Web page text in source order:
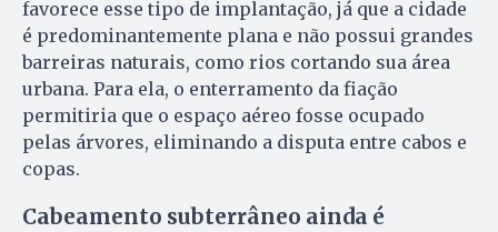
favorece esse tipo de implantação, já que a cidade
é predominantemente plana e não possui grandes
barreiras naturais, como rios cortando sua área
urbana. Para ela, o enterramento da fiação
permitiria que o espaço aéreo fosse ocupado
pelas árvores, eliminando a disputa entre cabos e
copas.
Cabeamento subterrâneo ainda é